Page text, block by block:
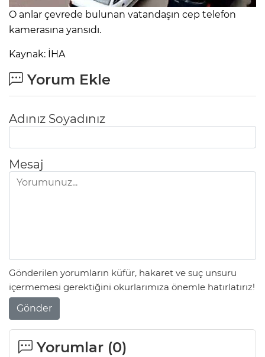
O anlar çevrede bulunan vatandaşın cep telefon
kamerasına yansıdı.
Kaynak: İHA
Yorum Ekle
Adınız Soyadınız
Mesaj
Gönderilen yorumların küfür, hakaret ve suç unsuru
içermemesi gerektiğini okurlarımıza önemle hatırlatırız!
Gönder
Yorumlar (0)